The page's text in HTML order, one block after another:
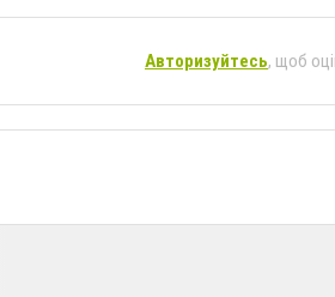
Авторизуйтесь, щоб